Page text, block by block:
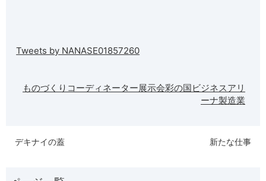
Tweets by NANASE01857260
ものづくりコーディネーター展示会彩の国ビジネスアリ
ーナ製造業
デキナイの蓋 新たな仕事